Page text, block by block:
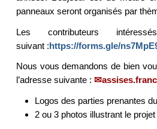
panneaux seront organisés par
Les contributeurs
suivant :https://forms.gle/
Nous vous demandons de bien
l’adresse suivante :
Logos des parties prenantes
2 ou 3 photos illustrant le